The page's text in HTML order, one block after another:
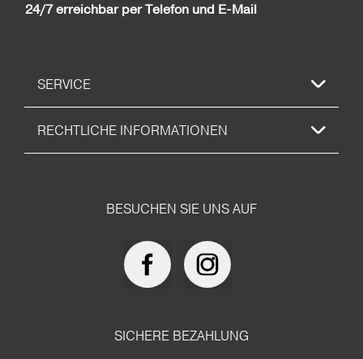
24/7 erreichbar per Telefon und E-Mail
SERVICE
RECHTLICHE INFORMATIONEN
BESUCHEN SIE UNS AUF
SICHERE BEZAHLUNG